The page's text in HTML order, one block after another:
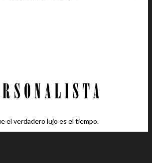
el verdadero lujo es el tiempo.